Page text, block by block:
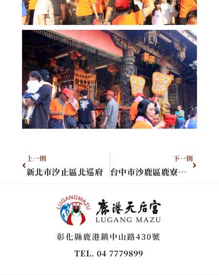
上一則
新北市汐止區北巡府
下一則
台中市沙鹿區鹿寮里巡安宮
彰化縣鹿港鎮中山路430號
TEL. 04 7779899